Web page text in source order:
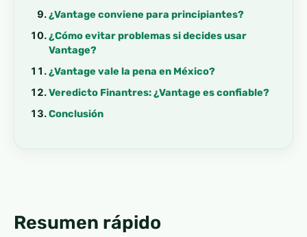
¿Vantage conviene para principiantes?
¿Cómo evitar problemas si decides usar
Vantage?
¿Vantage vale la pena en México?
Veredicto Finantres: ¿Vantage es confiable?
Conclusión
Resumen rápido